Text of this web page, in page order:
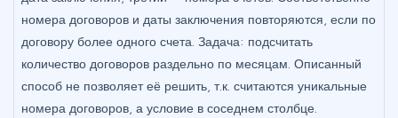
номера договоров и даты заключения повторяются, если по
договору более одного счета. Задача: подсчитать
количество договоров раздельно по месяцам. Описанный
способ не позволяет её решить, т.к. считаются уникальные
номера договоров, а условие в соседнем столбце.